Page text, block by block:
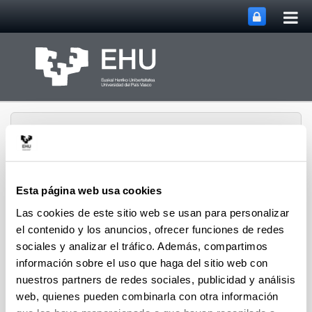
Esta página web usa cookies
Las cookies de este sitio web se usan para personalizar
el contenido y los anuncios, ofrecer funciones de redes
sociales y analizar el tráfico. Además, compartimos
información sobre el uso que haga del sitio web con
nuestros partners de redes sociales, publicidad y análisis
web, quienes pueden combinarla con otra información
biomat MenúAbrir/cerrar
Difusión